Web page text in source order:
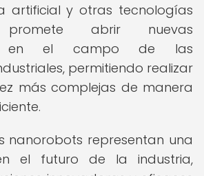
artificial y otras tecnologías
promete abrir nuevas
en el campo de las
permitiendo realizar
más complejas de manera
nanorobots representan una
el futuro de la industria,